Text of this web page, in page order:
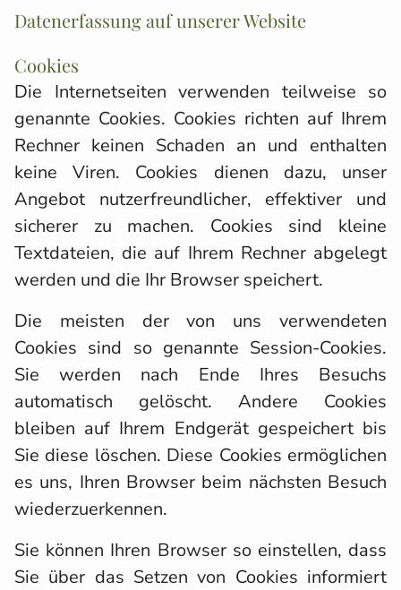
Datenerfassung auf unserer Website
Cookies
Die Internetseiten verwenden teilweise so
genannte Cookies. Cookies richten auf Ihrem
Rechner keinen Schaden an und enthalten
keine Viren. Cookies dienen dazu, unser
Angebot nutzerfreundlicher, effektiver und
sicherer zu machen. Cookies sind kleine
Textdateien, die auf Ihrem Rechner abgelegt
werden und die Ihr Browser speichert.
Die meisten der von uns verwendeten
Cookies sind so genannte Session-Cookies.
Sie werden nach Ende Ihres Besuchs
automatisch gelöscht. Andere Cookies
bleiben auf Ihrem Endgerät gespeichert bis
Sie diese löschen. Diese Cookies ermöglichen
es uns, Ihren Browser beim nächsten Besuch
wiederzuerkennen.
Sie können Ihren Browser so einstellen, dass
Sie über das Setzen von Cookies informiert